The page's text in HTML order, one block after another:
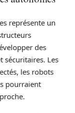
représente un
des
sécuritaires. Les
les robots
pourraient